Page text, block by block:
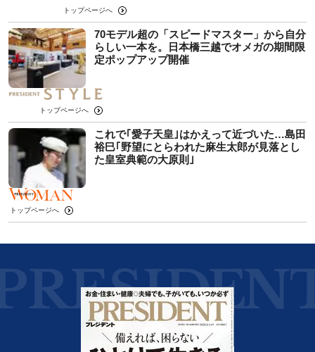
トップページへ
70モデル超の「スピードマスター」から自分
らしい一本を。日本橋三越でオメガの期間限
定ポップアップ開催
トップページへ
これで｢愛子天皇｣はかえって近づいた…島田
裕巳｢野望にとらわれた麻生太郎が見落とし
た皇室典範の大原則｣
トップページへ